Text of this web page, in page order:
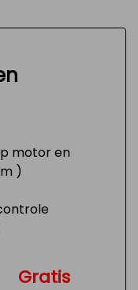
motor en
)
Gratis